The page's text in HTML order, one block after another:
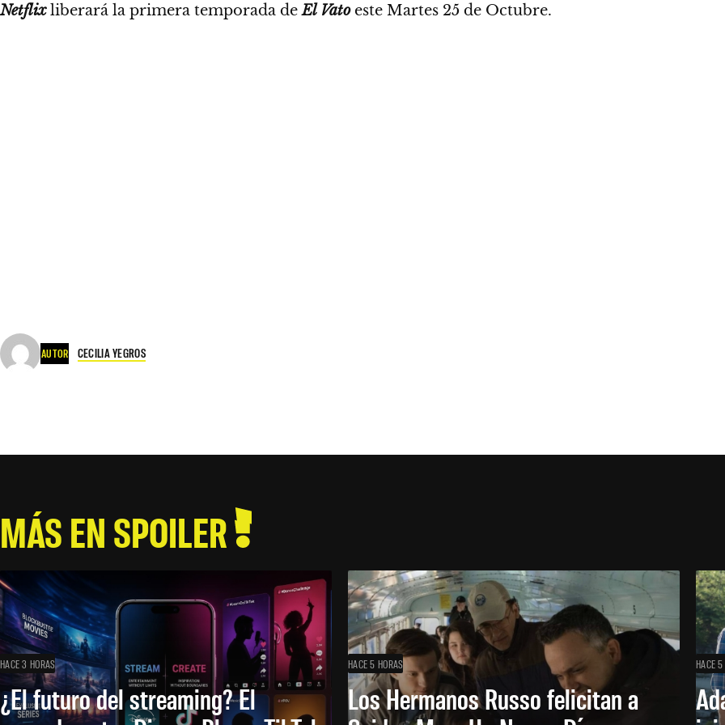
Netflixliberará la primera temporada deEl Vato este Martes 25 de Octubre.
AUTOR CECILIA YEGROS
MÁS EN SPOILER
HACE 3 HORAS
¿El futuro del streaming? El
HACE 5 HORAS
Los Hermanos Russo felicitan a
HACE